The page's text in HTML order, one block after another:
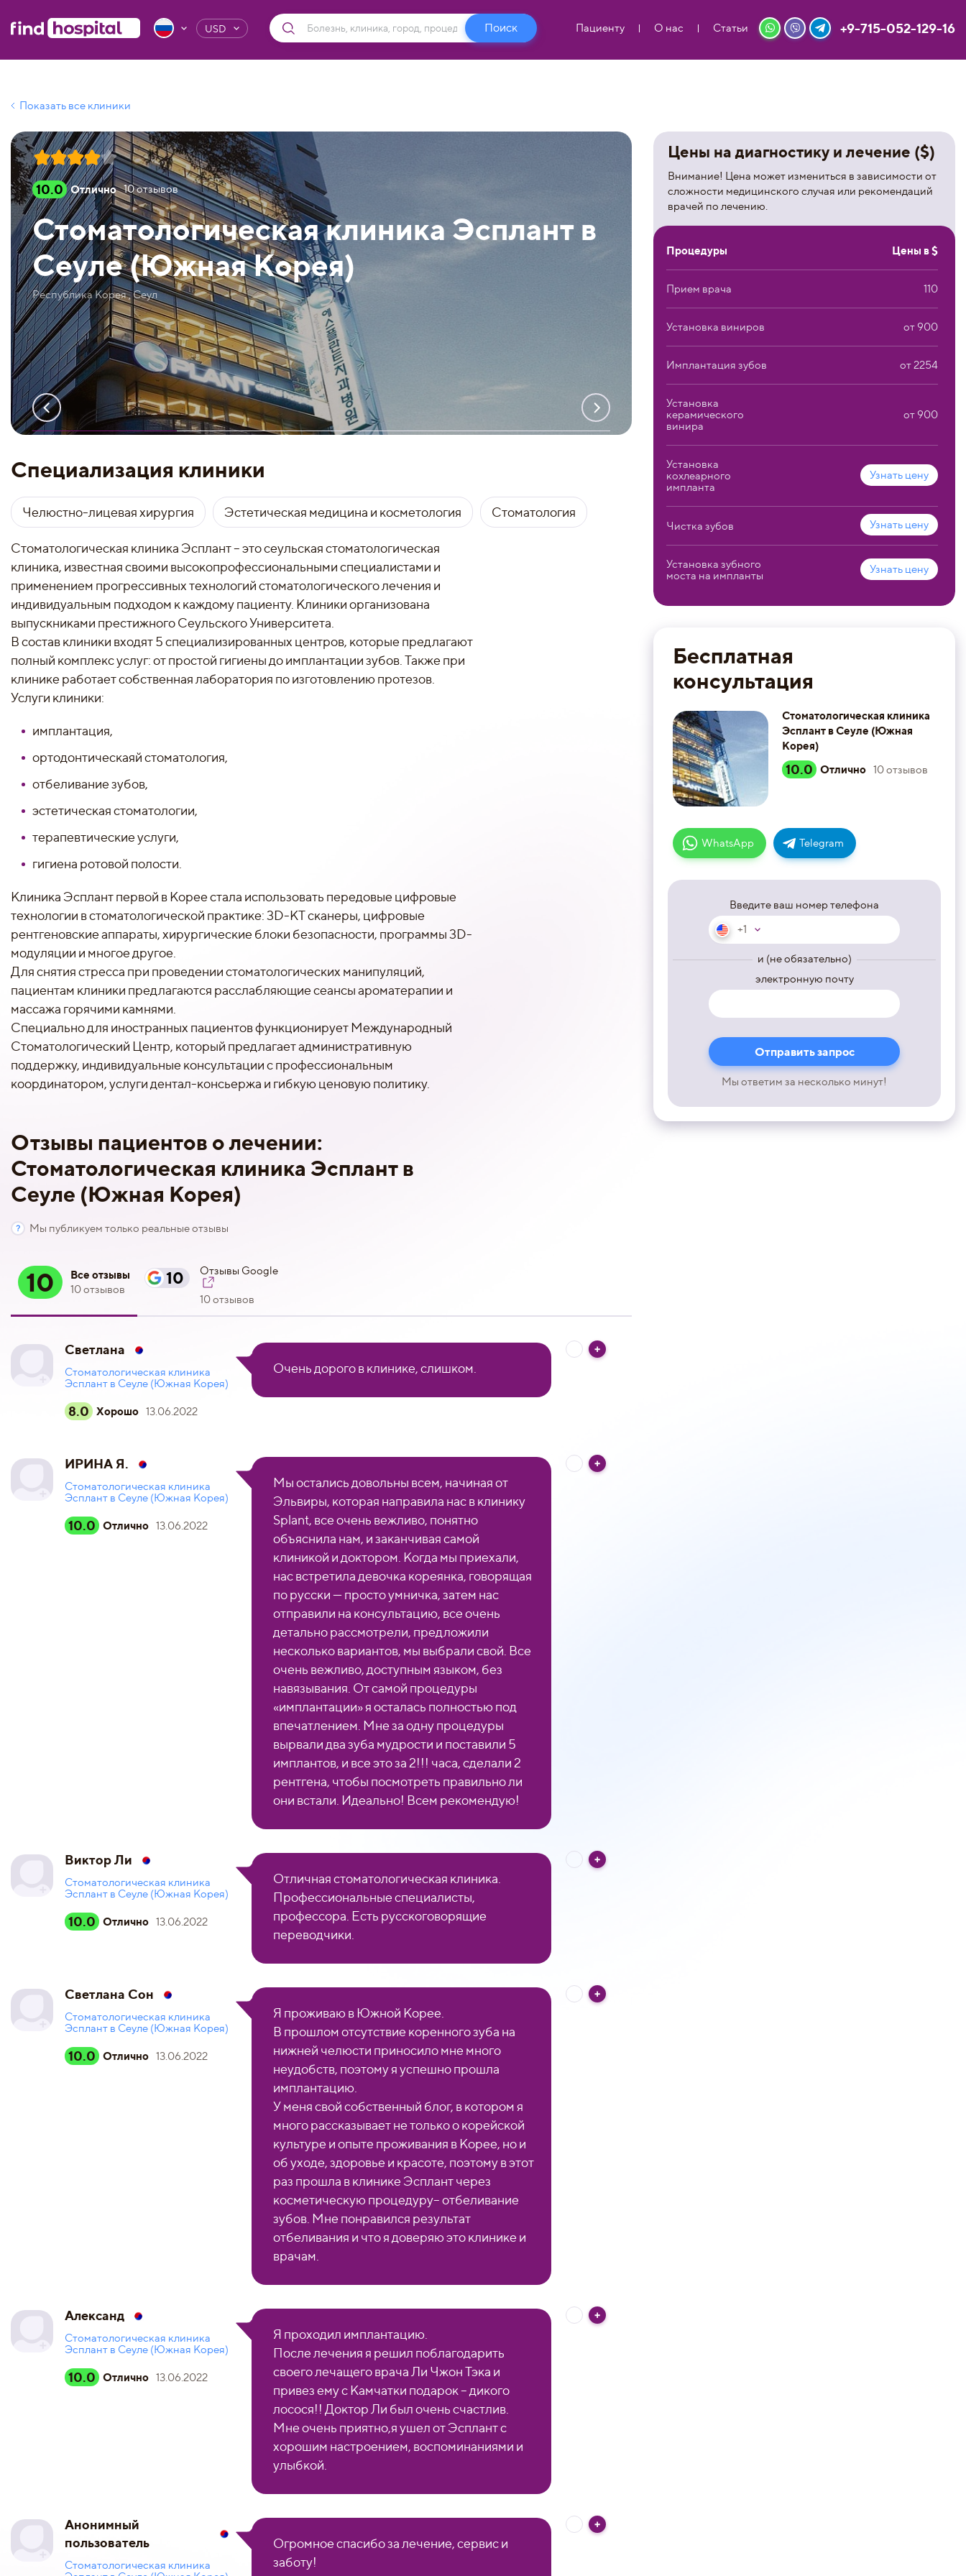
USD Пациенту О нас Статьи +9-715-052-129-16
Показать все клиники
Цены на диагностику и лечение ($)
Внимание! Цена может измениться в зависимости от
сложности медицинского случая или рекомендаций
врачей по лечению.
Процедуры Цены в $
Прием врача 110
Установка виниров от 900
Имплантация зубов от 2254
Установка
керамического
винира
от 900
Установка
кохлеарного
импланта
Узнать цену
Чистка зубов Узнать цену
Установка зубного
моста на импланты
Узнать цену
Бесплатная
консультация
Стоматологическая клиника
Эсплант в Сеуле (Южная
Корея)
10.0 Отлично 10отзывов
WhatsApp Telegram
Введите ваш номер телефона
+1
и (не обязательно)
электронную почту
Мы ответим за несколько минут!
10.0 Отлично 10отзывов
Стоматологическая клиника Эсплант в
Сеуле (Южная Корея)
Республика Корея , Сеул
Специализация клиники
Челюстно-лицевая хирургия Эстетическая медицина и косметология Стоматология
Стоматологическая клиника Эсплант – это сеульская стоматологическая
клиника, известная своими высокопрофессиональными специалистами и
применением прогрессивных технологий стоматологического лечения и
индивидуальным подходом к каждому пациенту. Клиники организована
выпускниками престижного Сеульского Университета.
В состав клиники входят 5 специализированных центров, которые предлагают
полный комплекс услуг: от простой гигиены до имплантации зубов. Также при
клинике работает собственная лаборатория по изготовлению протезов.
Услуги клиники:
имплантация,
ортодонтическаяй стоматология,
отбеливание зубов,
эстетическая стоматологии,
терапевтические услуги,
гигиена ротовой полости.
Клиника Эсплант первой в Корее стала использовать передовые цифровые
технологии в стоматологической практике: 3D-КТ сканеры, цифровые
рентгеновские аппараты, хирургические блоки безопасности, программы 3D-
модуляции и многое другое.
Для снятия стресса при проведении стоматологических манипуляций,
пациентам клиники предлагаются расслабляющие сеансы ароматерапии и
массажа горячими камнями.
Специально для иностранных пациентов функционирует Международный
Стоматологический Центр, который предлагает административную
поддержку, индивидуальные консультации с профессиональным
координатором, услуги дентал-консьержа и гибкую ценовую политику.
Отзывы пациентов о лечении:
Стоматологическая клиника Эсплант в
Сеуле (Южная Корея)
Мы публикуем только реальные отзывы
10 Все отзывы
10 отзывов
10 Отзывы Google
10 отзывов
Светлана
Стоматологическая клиника
Эсплант в Сеуле (Южная Корея)
8.0 Хорошо 13.06.2022
Очень дорого в клинике, слишком.
ИРИНА Я.
Стоматологическая клиника
Эсплант в Сеуле (Южная Корея)
10.0 Отлично 13.06.2022
Мы остались довольны всем, начиная от
Эльвиры, которая направила нас в клинику
Splant, все очень вежливо, понятно
объяснила нам, и заканчивая самой
клиникой и доктором. Когда мы приехали,
нас встретила девочка кореянка, говорящая
по русски — просто умничка, затем нас
отправили на консультацию, все очень
детально рассмотрели, предложили
несколько вариантов, мы выбрали свой. Все
очень вежливо, доступным языком, без
навязывания. От самой процедуры
«имплантации» я осталась полностью под
впечатлением. Мне за одну процедуры
вырвали два зуба мудрости и поставили 5
имплантов, и все это за 2!!! часа, сделали 2
рентгена, чтобы посмотреть правильно ли
они встали. Идеально! Всем рекомендую!
Виктор Ли
Стоматологическая клиника
Эсплант в Сеуле (Южная Корея)
10.0 Отлично 13.06.2022
Отличная стоматологическая клиника.
Профессиональные специалисты,
профессора. Есть русскоговорящие
переводчики.
Светлана Сон
Стоматологическая клиника
Эсплант в Сеуле (Южная Корея)
10.0 Отлично 13.06.2022
Я проживаю в Южной Корее.
В прошлом отсутствие коренного зуба на
нижней челюсти приносило мне много
неудобств, поэтому я успешно прошла
имплантацию.
У меня свой собственный блог, в котором я
много рассказывает не только о корейской
культуре и опыте проживания в Корее, но и
об уходе, здоровье и красоте, поэтому в этот
раз прошла в клинике Эсплант через
косметическую процедуру– отбеливание
зубов. Мне понравился результат
отбеливания и что я доверяю это клинике и
врачам.
Александ
Стоматологическая клиника
Эсплант в Сеуле (Южная Корея)
10.0 Отлично 13.06.2022
Я проходил имплантацию.
После лечения я решил поблагодарить
своего лечащего врача Ли Чжон Тэка и
привез ему с Камчатки подарок – дикого
лосося!! Доктор Ли был очень счастлив.
Мне очень приятно,я ушел от Эсплант с
хорошим настроением, воспоминаниями и
улыбкой.
Анонимный
пользователь
Стоматологическая клиника
Огромное спасибо за лечение, сервис и
заботу!